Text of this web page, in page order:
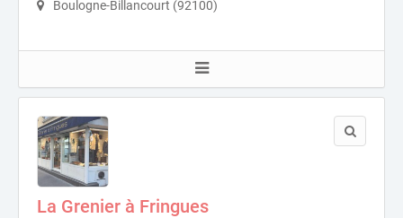
Boulogne-Billancourt (92100)
La Grenier à Fringues